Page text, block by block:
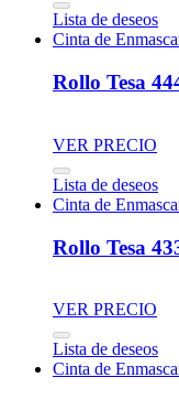
Lista de deseos
Cinta de
Rollo Tesa
VER PRECIO
Lista de deseos
Cinta de
Rollo Tesa
VER PRECIO
Lista de deseos
Cinta de